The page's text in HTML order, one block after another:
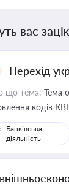
вас
Перехід
що тема: Тема
кодів
Банківська
діяльність